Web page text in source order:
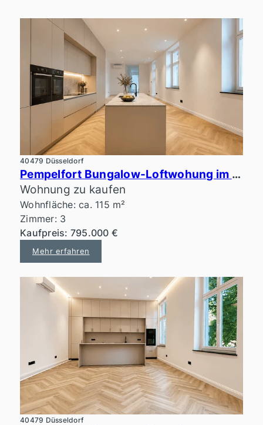
40479 Düsseldorf
Pempelfort Bungalow-Loftwohung im ruhigen Innenhof
Wohnung zu kaufen
Wohnfläche: ca. 115 m²
Zimmer: 3
Kaufpreis: 795.000 €
Mehr erfahren
40479 Düsseldorf